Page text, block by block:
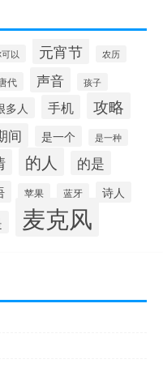
以 元宵节 农历
代 声音 孩子
多人 手机 攻略
间 是一个 是一种
的人 的是
苹果 蓝牙 诗人
麦克风